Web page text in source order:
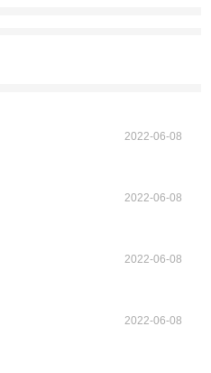
2022-06-08
2022-06-08
2022-06-08
2022-06-08